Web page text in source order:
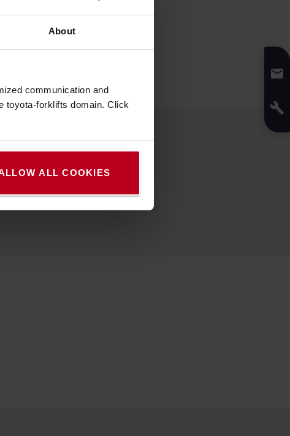
About
communication and
toyota-forklifts domain. Click
ALL COOKIES